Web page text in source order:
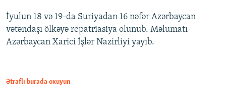
İyulun 18 və 19-da Suriyadan 16 nəfər Azərbaycan
vətəndaşı ölkəyə repatriasiya olunub. Məlumatı
Azərbaycan Xarici İşlər Nazirliyi yayıb.
Ətraflı burada oxuyun